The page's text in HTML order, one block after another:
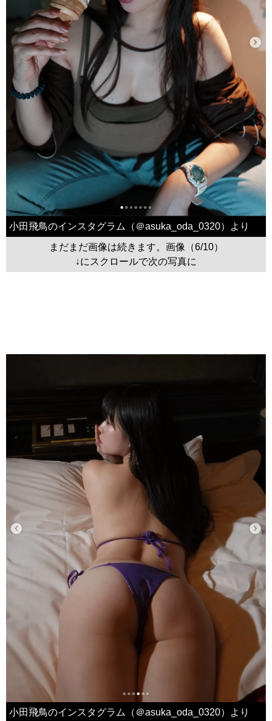
小田飛鳥のインスタグラム（＠asuka_oda_0320）より
まだまだ画像は続きます。画像（6/10）
↓にスクロールで次の写真に
小田飛鳥のインスタグラム（＠asuka_oda_0320）より